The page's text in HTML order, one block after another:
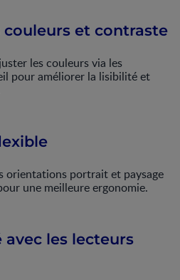
couleurs et contraste
les couleurs via les
pour améliorer la lisibilité et
orientations portrait et paysage
une meilleure ergonomie.
les lecteurs